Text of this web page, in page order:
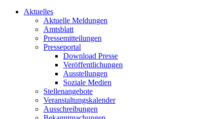
Aktuelles
Aktuelle Meldungen
Amtsblatt
Pressemitteilungen
Presseportal
Download Presse
Veröffentlichungen
Ausstellungen
Soziale Medien
Stellenangebote
Veranstaltungskalender
Ausschreibungen